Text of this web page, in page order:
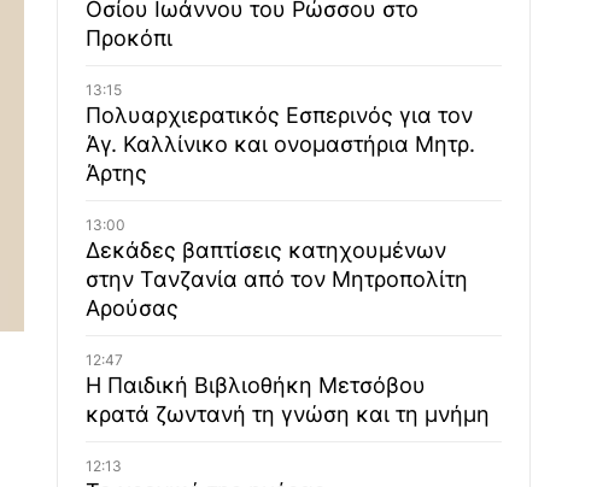
Οσίου Ιωάννου του Ρώσσου στο
Προκόπι
13:15
Πολυαρχιερατικός Εσπερινός για τον
Άγ. Καλλίνικο και ονομαστήρια Μητρ.
Άρτης
13:00
Δεκάδες βαπτίσεις κατηχουμένων
στην Τανζανία από τον Μητροπολίτη
Αρούσας
12:47
Η Παιδική Βιβλιοθήκη Μετσόβου
κρατά ζωντανή τη γνώση και τη μνήμη
12:13